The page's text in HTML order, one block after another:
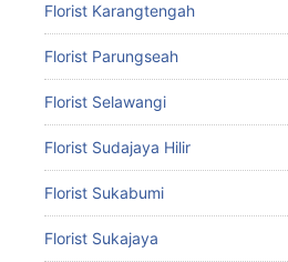
Florist Karangtengah
Florist Parungseah
Florist Selawangi
Florist Sudajaya Hilir
Florist Sukabumi
Florist Sukajaya